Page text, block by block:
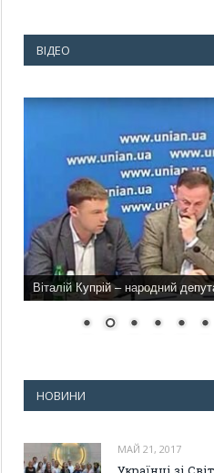
ВІДЕО
Віталій Купрій – народний
НОВИНИ
МАЙ 21, 2017